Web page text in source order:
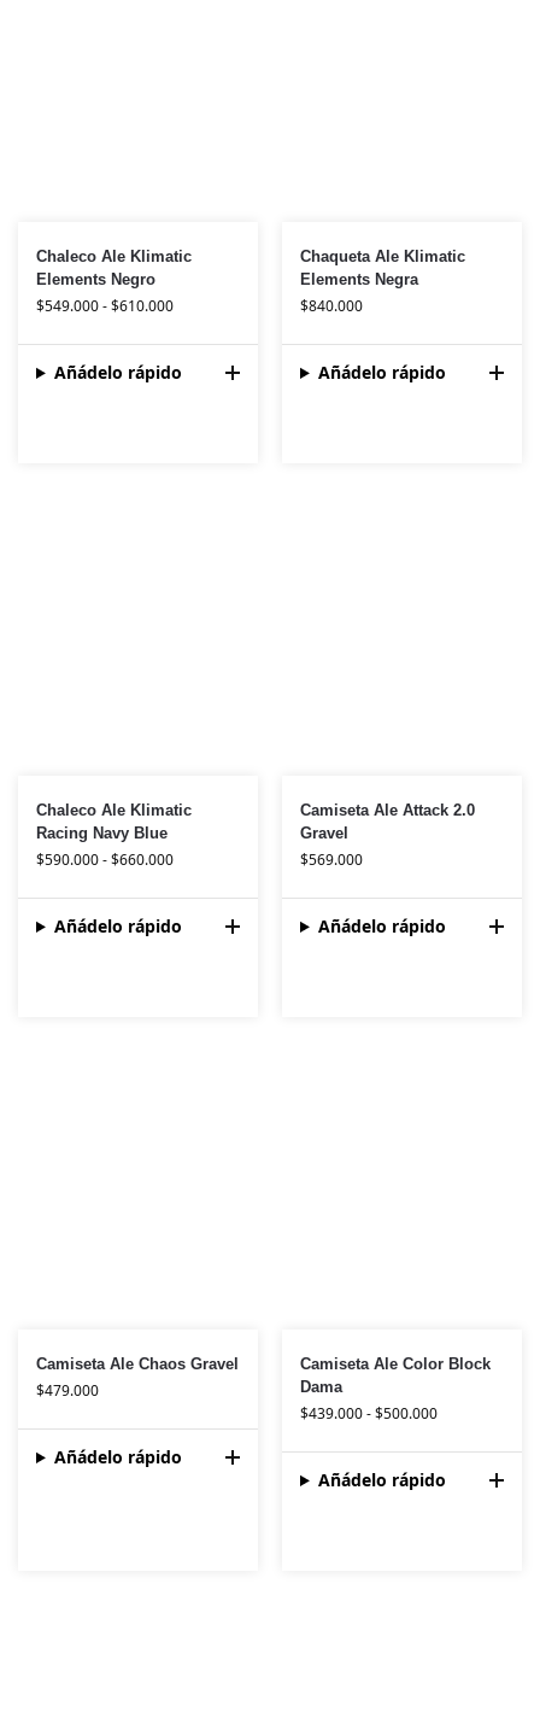
Chaleco Ale Klimatic
Elements Negro
$549.000-$610.000
Añádelo rápido
Chaqueta Ale Klimatic
Elements Negra
$840.000
Añádelo rápido
Chaleco Ale Klimatic
Racing Navy Blue
$590.000-$660.000
Añádelo rápido
Camiseta Ale Attack 2.0
Gravel
$569.000
Añádelo rápido
Camiseta Ale Chaos Gravel
$479.000
Añádelo rápido
Camiseta Ale Color Block
Dama
$439.000-$500.000
Añádelo rápido